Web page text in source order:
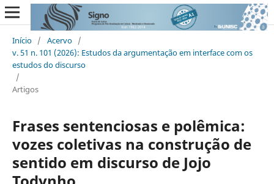
Início / Acervo /
v. 51 n. 101 (2026): Estudos da argumentação em interface com os
estudos do discurso
/
Artigos
Frases sentenciosas e polêmica:
vozes coletivas na construção de
sentido em discurso de Jojo